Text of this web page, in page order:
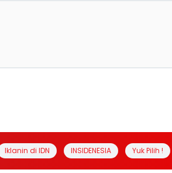
Iklanin di IDN INSIDENESIA Yuk Pilih !